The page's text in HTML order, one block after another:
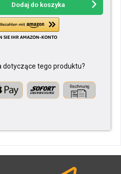
Dodaj do koszyka
dotyczące tego produktu?